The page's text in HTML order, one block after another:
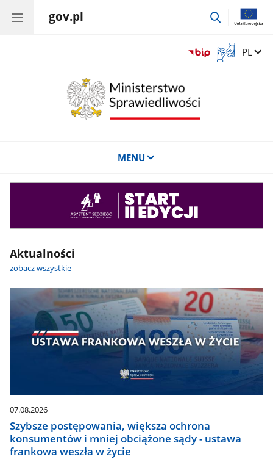
gov.pl
przejdź
Otwórz
okno
Zmień
PL
MENU
Aktualności
zobacz wszystkie
07.08.2026
Szybsze postępowania, większa ochrona
konsumentów i mniej obciążone sądy - ustawa
frankowa weszła w życie